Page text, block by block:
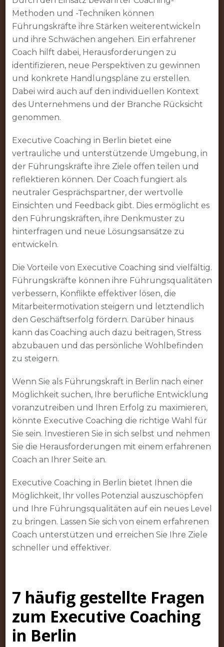
Methoden und -Techniken können
Führungskräfte ihre Stärken weiterentwickeln
und ihre Schwächen angehen. Ein erfahrener
Coach hilft dabei, Herausforderungen zu
identifizieren, neue Perspektiven zu gewinnen
und konkrete Handlungspläne zu erstellen.
Dabei wird auch auf den individuellen Kontext
des Unternehmens und der Branche Rücksicht
genommen.
Executive Coaching in Berlin bietet eine
vertrauliche und unterstützende Umgebung, in
der Führungskräfte ihre Ziele offen teilen und
reflektieren können. Der Coach fungiert als
neutraler Gesprächspartner, der wertvolle
Einsichten und Feedback gibt. Dies ermöglicht es
den Führungskräften, ihre Denkmuster zu
hinterfragen und neue Lösungsansätze zu
entwickeln.
Die Vorteile von Executive Coaching sind vielfältig.
Führungskräfte können ihre Führungsqualitäten
verbessern, Konflikte effektiver lösen, die
Mitarbeitermotivation steigern und letztendlich
den Geschäftserfolg fördern. Darüber hinaus
kann das Coaching auch dazu beitragen, Stress
abzubauen und das persönliche Wohlbefinden
zu steigern.
Wenn Sie als Führungskraft in Berlin nach einer
Möglichkeit suchen, Ihre berufliche Entwicklung
voranzutreiben und Ihren Erfolg zu maximieren,
könnte Executive Coaching die richtige Wahl für
Sie sein. Investieren Sie in sich selbst und nehmen
Sie die Herausforderungen mit einem erfahrenen
Coach an Ihrer Seite an.
Executive Coaching in Berlin bietet Ihnen die
Möglichkeit, Ihr volles Potenzial auszuschöpfen
und Ihre Führungsqualitäten auf ein neues Level
zu bringen. Lassen Sie sich von einem erfahrenen
Coach unterstützen und erreichen Sie Ihre Ziele
schneller und effektiver.
7 häufig gestellte Fragen
zum Executive Coaching
in Berlin